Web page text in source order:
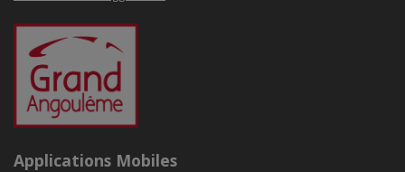
Applications Mobiles